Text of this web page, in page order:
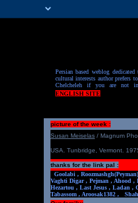
Persian based weblog
cultural interests author prefers
Chelcheleh if you are not
ENGLISH SITE
picture of the week :
Susan Meiselas / Magnum
USA. Tunbridge, Vermont.
thanks for the link pal :
Goolabi ,
Vaghti Digar , Pejman , Ahood ,
Hezartou , Last Jesus , Ladan ,
Tabassom , Aroosak1382 ,